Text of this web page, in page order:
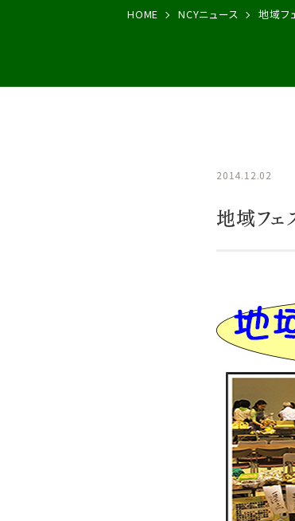
HOME NCYニュース 地域フ
2014.12.02
地域フ